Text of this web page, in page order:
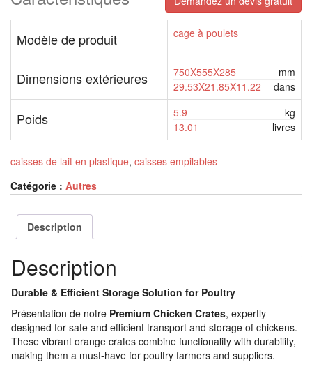
Modèle de produit cage à poulets
Dimensions extérieures 750X555X285
mm
29.53X21.85X11.22
dans
Poids 5.9
kg
13.01
livres
caisses de lait en plastique, caisses empilables
Catégorie : Autres
Description
Description
Durable & Efficient Storage Solution for Poultry
Présentation de notre Premium Chicken Crates, expertly
designed for safe and efficient transport and storage of chickens.
These vibrant orange crates combine functionality with durability,
making them a must-have for poultry farmers and suppliers.